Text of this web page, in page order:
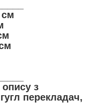
см
з
перекладач,